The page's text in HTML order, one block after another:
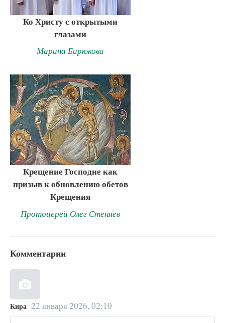
Ко Христу с открытыми
глазами
Марина Бирюкова
Крещение Господне как
призыв к обновлению обетов
Крещения
Протоиерей Олег Стеняев
Комментарии
Кира 22 января 2026, 02:10